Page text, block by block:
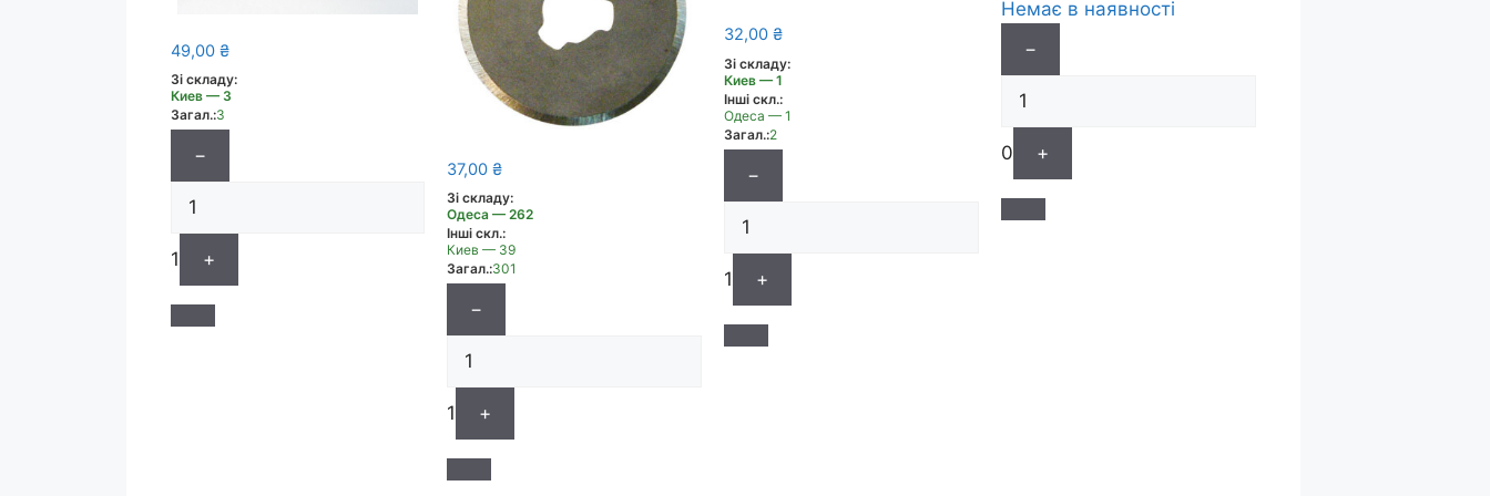
49,00 ₴
Зі складу:
Киев — 3
Загал.:3
−
1 +
37,00₴
Зі складу:
Одеса — 262
Інші скл.:
Киев — 39
Загал.:301
−
1 +
32,00₴
Зі складу:
Киев — 1
Інші скл.:
Одеса — 1
Загал.:2
−
1 +
Немає в наявності
−
0 +